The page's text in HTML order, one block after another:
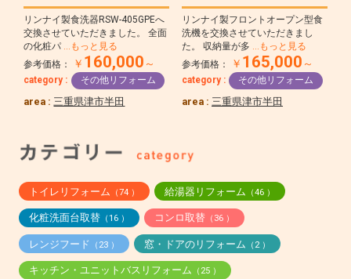
リンナイ製食洗器RSW-405GPEへ
交換させていただきました。 全面
の化粧パ
…もっと見る
参考価格：
￥ 160,000 ～
category : その他リフォーム
area :三重県津市半田
リンナイ製フロントオープン型食
洗機を交換させていただきまし
た。 収納量が多
…もっと見る
参考価格：
￥ 165,000 ～
category : その他リフォーム
area :三重県津市半田
トイレリフォーム （74 ） 給湯器リフォーム （46 ）
化粧洗面台取替（16 ） コンロ取替 （36 ）
レンジフード （23 ） 窓・ドアのリフォーム （2 ）
キッチン・ユニットバスリフォーム （25 ）